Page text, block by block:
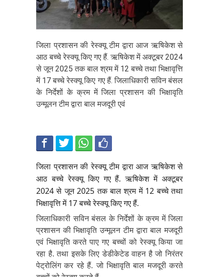
जिला प्रशासन की रेस्क्यू टीम द्वारा आज ऋषिकेश से
आठ बच्चे रेस्क्यू किए गए हैं. ऋषिकेश में अक्टूबर 2024
से जून 2025 तक बाल श्रम में 12 बच्चे तथा भिक्षावृत्ति
में 17 बच्चे रेस्क्यू किए गए हैं. जिलाधिकारी सविन बंसल
के निर्देशों के क्रम में जिला प्रशासन की भिक्षावृति
उन्मूलन टीम द्वारा बाल मजदूरी एवं
जिला प्रशासन की रेस्क्यू टीम द्वारा आज ऋषिकेश से
आठ बच्चे रेस्क्यू किए गए हैं. ऋषिकेश में अक्टूबर
2024 से जून 2025 तक बाल श्रम में 12 बच्चे तथा
भिक्षावृत्ति में 17 बच्चे रेस्क्यू किए गए हैं.
जिलाधिकारी सविन बंसल के निर्देशों के क्रम में जिला
प्रशासन की भिक्षावृति उन्मूलन टीम द्वारा बाल मजदूरी
एवं भिक्षावृति करते पाए गए बच्चों को रेस्क्यू किया जा
रहा है. तथा इसके लिए डेडीकेटेड वाहन है जो निरंतर
पेट्रोलिंग कर रहे हैं. जो भिक्षावृति बाल मजदूरी करते